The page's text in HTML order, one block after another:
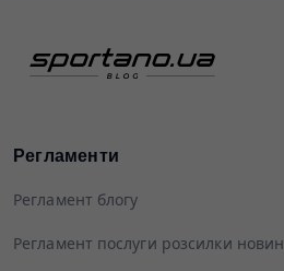
Регламенти
Регламент блогу
Регламент послуги розсилки новин